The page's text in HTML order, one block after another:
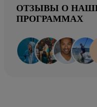
ОТЗЫВЫ О
ПРОГРАММАХ